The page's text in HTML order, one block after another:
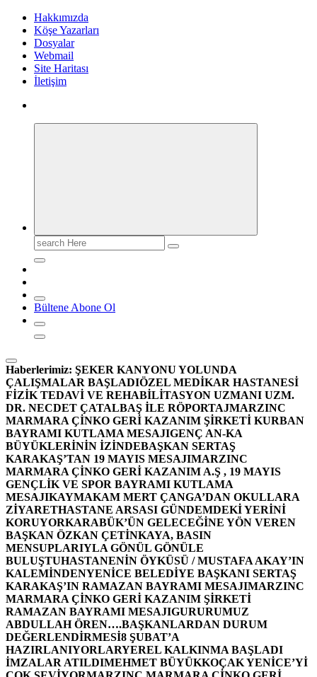
Hakkımızda
Köşe Yazarları
Dosyalar
Webmail
Site Haritası
İletişim
Search
for:
Bültene Abone Ol
Haberlerimiz: ŞEKER KANYONU YOLUNDA
ÇALIŞMALAR BAŞLADIÖZEL MEDİKAR HASTANESİ
FİZİK TEDAVİ VE REHABİLİTASYON UZMANI UZM.
DR. NECDET ÇATALBAŞ İLE RÖPORTAJMARZINC
MARMARA ÇİNKO GERİ KAZANIM ŞİRKETİ KURBAN
BAYRAMI KUTLAMA MESAJIGENÇ AN-KA
BÜYÜKLERİNİN İZİNDEBAŞKAN SERTAŞ
KARAKAŞ’TAN 19 MAYIS MESAJIMARZINC
MARMARA ÇİNKO GERİ KAZANIM A.Ş , 19 MAYIS
GENÇLİK VE SPOR BAYRAMI KUTLAMA
MESAJIKAYMAKAM MERT ÇANGA’DAN OKULLARA
ZİYARETHASTANE ARSASI GÜNDEMDEKİ YERİNİ
KORUYORKARABÜK’ÜN GELECEĞİNE YÖN VEREN
BAŞKAN ÖZKAN ÇETİNKAYA, BASIN
MENSUPLARIYLA GÖNÜL GÖNÜLE
BULUŞTUHASTANENİN ÖYKÜSÜ / MUSTAFA AKAY’IN
KALEMİNDENYENİCE BELEDİYE BAŞKANI SERTAŞ
KARAKAŞ’IN RAMAZAN BAYRAMI MESAJIMARZINC
MARMARA ÇİNKO GERİ KAZANIM ŞİRKETİ
RAMAZAN BAYRAMI MESAJIGURURUMUZ
ABDULLAH ÖREN….BAŞKANLARDAN DURUM
DEĞERLENDİRMESİ8 ŞUBAT’A
HAZIRLANIYORLARYEREL KALKINMA BAŞLADI
İMZALAR ATILDIMEHMET BÜYÜKKOÇAK YENİCE’Yİ